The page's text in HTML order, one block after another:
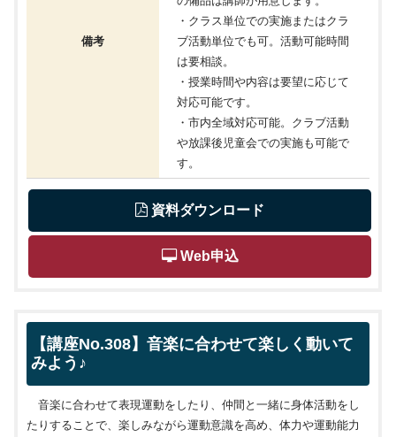
備考
・クラス単位での実施またはクラ
ブ活動単位でも可。活動可能時間
は要相談。
・授業時間や内容は要望に応じて
対応可能です。
・市内全域対応可能。クラブ活動
や放課後児童会での実施も可能で
す。
資料ダウンロード
Web申込
【講座No.308】音楽に合わせて楽しく動いて
みよう♪
音楽に合わせて表現運動をしたり、仲間と一緒に身体活動をし
たりすることで、楽しみながら運動意識を高め、体力や運動能力